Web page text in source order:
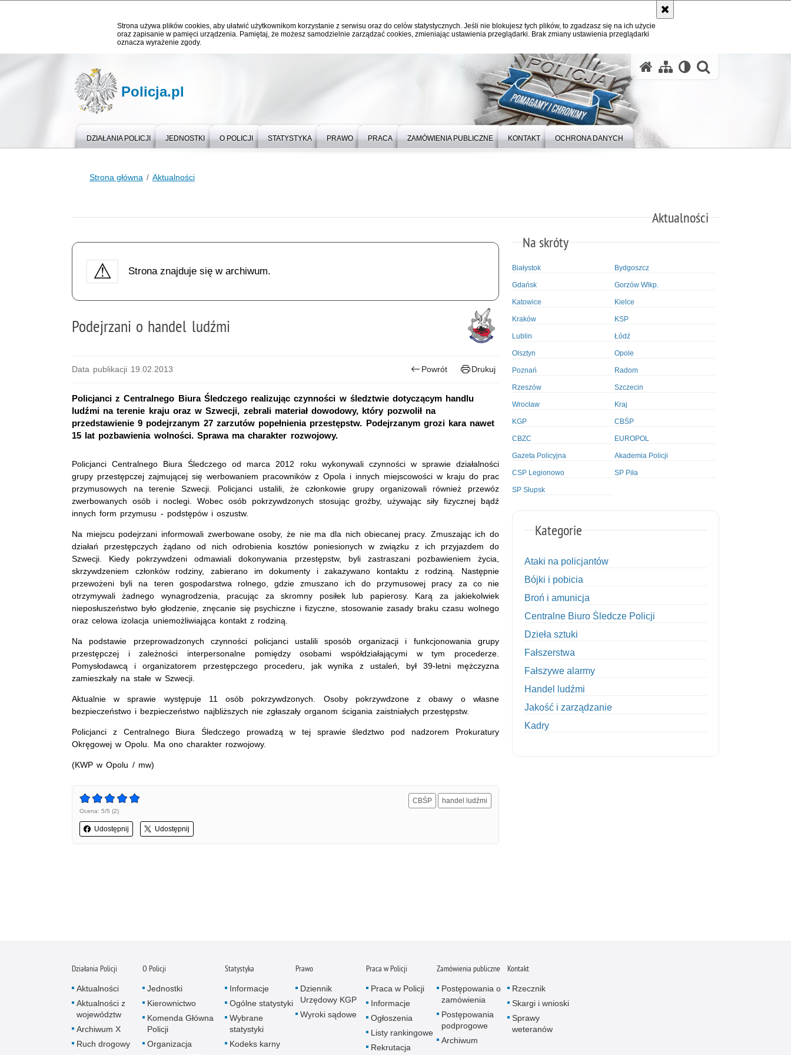
Strona używa plików cookies, aby ułatwić użytkownikom korzystanie z serwisu oraz do celów statystycznych. Jeśli nie blokujesz tych plików, to zgadzasz się na ich użycie
oraz zapisanie w pamięci urządzenia. Pamiętaj, że możesz samodzielnie zarządzać cookies, zmieniając ustawienia przeglądarki. Brak zmiany ustawienia przeglądarki
oznacza wyrażenie zgody.
Policja.pl
DZIAŁANIA POLICJI JEDNOSTKI O POLICJI STATYSTYKA PRAWO PRACA ZAMÓWIENIA PUBLICZNE KONTAKT OCHRONA DANYCH
Strona główna Aktualności
Aktualności
Strona znajduje się w archiwum.
Podejrzani o handel ludźmi
Data publikacji 19.02.2013 Powrót Drukuj
Policjanci z Centralnego Biura Śledczego realizując czynności w śledztwie dotyczącym handlu
ludźmi na terenie kraju oraz w Szwecji, zebrali materiał dowodowy, który pozwolił na
przedstawienie 9 podejrzanym 27 zarzutów popełnienia przestępstw. Podejrzanym grozi kara nawet
15 lat pozbawienia wolności. Sprawa ma charakter rozwojowy.
Policjanci Centralnego Biura Śledczego od marca 2012 roku wykonywali czynności w sprawie działalności
grupy przestępczej zajmującej się werbowaniem pracowników z Opola i innych miejscowości w kraju do prac
przymusowych na terenie Szwecji. Policjanci ustalili, że członkowie grupy organizowali również przewóz
zwerbowanych osób i noclegi. Wobec osób pokrzywdzonych stosując groźby, używając siły fizycznej bądź
innych form przymusu - podstępów i oszustw.
Na miejscu podejrzani informowali zwerbowane osoby, że nie ma dla nich obiecanej pracy. Zmuszając ich do
działań przestępczych żądano od nich odrobienia kosztów poniesionych w związku z ich przyjazdem do
Szwecji. Kiedy pokrzywdzeni odmawiali dokonywania przestępstw, byli zastraszani pozbawieniem życia,
skrzywdzeniem członków rodziny, zabierano im dokumenty i zakazywano kontaktu z rodziną. Następnie
przewożeni byli na teren gospodarstwa rolnego, gdzie zmuszano ich do przymusowej pracy za co nie
otrzymywali żadnego wynagrodzenia, pracując za skromny posiłek lub papierosy. Karą za jakiekolwiek
nieposłuszeństwo było głodzenie, znęcanie się psychiczne i fizyczne, stosowanie zasady braku czasu wolnego
oraz celowa izolacja uniemożliwiająca kontakt z rodziną.
Na podstawie przeprowadzonych czynności policjanci ustalili sposób organizacji i funkcjonowania grupy
przestępczej i zależności interpersonalne pomiędzy osobami współdziałającymi w tym procederze.
Pomysłodawcą i organizatorem przestępczego procederu, jak wynika z ustaleń, był 39-letni mężczyzna
zamieszkały na stałe w Szwecji.
Aktualnie w sprawie występuje 11 osób pokrzywdzonych. Osoby pokrzywdzone z obawy o własne
bezpieczeństwo i bezpieczeństwo najbliższych nie zgłaszały organom ścigania zaistniałych przestępstw.
Policjanci z Centralnego Biura Śledczego prowadzą w tej sprawie śledztwo pod nadzorem Prokuratury
Okręgowej w Opolu. Ma ono charakter rozwojowy.
(KWP w Opolu / mw)
Ocena: 5/5 (2)
Udostępnij Udostępnij
CBŚP handel ludźmi
Na skróty
Białystok Bydgoszcz
Gdańsk Gorzów Wlkp.
Katowice Kielce
Kraków KSP
Lublin Łódź
Olsztyn Opole
Poznań Radom
Rzeszów Szczecin
Wrocław Kraj
KGP CBŚP
CBZC EUROPOL
Gazeta Policyjna Akademia Policji
CSP Legionowo SP Piła
SP Słupsk
Kategorie
Ataki na policjantów
Bójki i pobicia
Broń i amunicja
Centralne Biuro Śledcze Policji
Dzieła sztuki
Fałszerstwa
Fałszywe alarmy
Handel ludźmi
Jakość i zarządzanie
Kadry
Nietrzeźwi pracownicy
Niszczenie mienia
Działania Policji
Aktualności
Aktualności z
województw
Archiwum X
Ruch drogowy
O Policji
Jednostki
Kierownictwo
Komenda Główna
Policji
Organizacja
Statystyka
Informacje
Ogólne statystyki
Wybrane
statystyki
Kodeks karny
Prawo
Dziennik
Urzędowy KGP
Wyroki sądowe
Praca w Policji
Praca w Policji
Informacje
Ogłoszenia
Listy rankingowe
Rekrutacja
Zamówienia publiczne
Postępowania o
zamówienia
Postępowania
podprogowe
Archiwum
Kontakt
Rzecznik
Skargi i wnioski
Sprawy
weteranów